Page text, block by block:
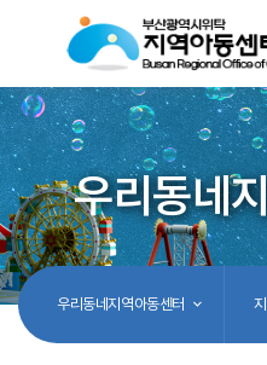
우리동네
우리동네지역아동센터